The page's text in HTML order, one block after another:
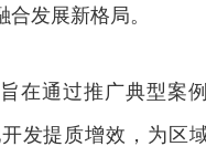
发展新格局。
在通过推广典型案
发提质增效，为区